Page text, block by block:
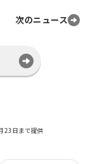
次のニュース
23日まで提供